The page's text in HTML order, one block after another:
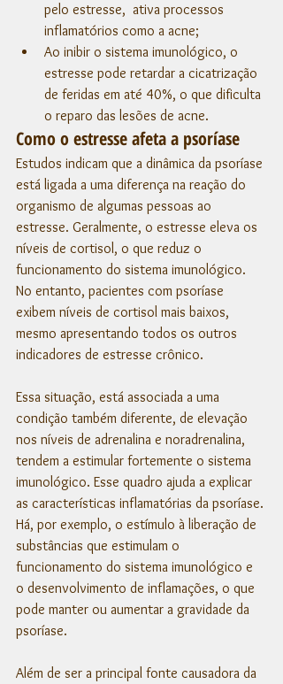
pelo estresse,  ativa processos
inflamatórios como a acne;
Ao inibir o sistema imunológico, o
estresse pode retardar a cicatrização
de feridas em até 40%, o que dificulta
o reparo das lesões de acne.
Como o estresse afeta a psoríase
Estudos indicam que a dinâmica da psoríase
está ligada a uma diferença na reação do
organismo de algumas pessoas ao
estresse. Geralmente, o estresse eleva os
níveis de cortisol, o que reduz o
funcionamento do sistema imunológico.
No entanto, pacientes com psoríase
exibem níveis de cortisol mais baixos,
mesmo apresentando todos os outros
indicadores de estresse crônico.
Essa situação, está associada a uma
condição também diferente, de elevação
nos níveis de adrenalina e noradrenalina,
tendem a estimular fortemente o sistema
imunológico. Esse quadro ajuda a explicar
as características inflamatórias da psoríase.
Há, por exemplo, o estímulo à liberação de
substâncias que estimulam o
funcionamento do sistema imunológico e
o desenvolvimento de inflamações, o que
pode manter ou aumentar a gravidade da
psoríase.
Além de ser a principal fonte causadora da